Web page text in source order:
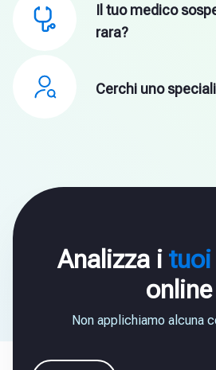
Il tuo medico
rara?
Cerchi uno
Analizza i
online
Non applichiamo alcuna